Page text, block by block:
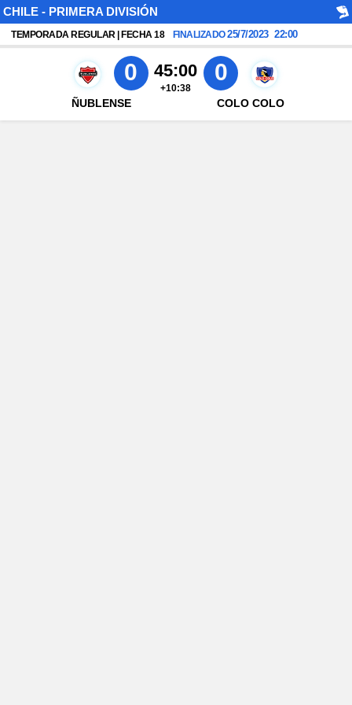
CHILE - PRIMERA DIVISIÓN
TEMPORADA REGULAR | FECHA 18 FINALIZADO25/7/2023 22:00
ÑUBLENSE
0 45:00
+10:38
0
COLO COLO